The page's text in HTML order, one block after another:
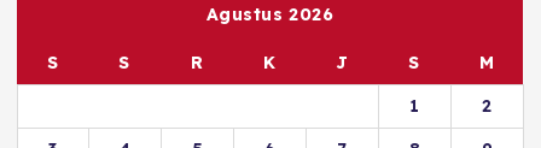
Agustus 2026
S S R K J S
M
1
2